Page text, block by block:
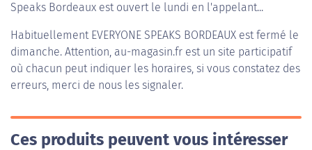
Speaks Bordeaux est ouvert le lundi en l'appelant...
Habituellement EVERYONE SPEAKS BORDEAUX est fermé le
dimanche. Attention, au-magasin.fr est un site participatif
où chacun peut indiquer les horaires, si vous constatez des
erreurs, merci de nous les signaler.
Ces produits peuvent vous intéresser